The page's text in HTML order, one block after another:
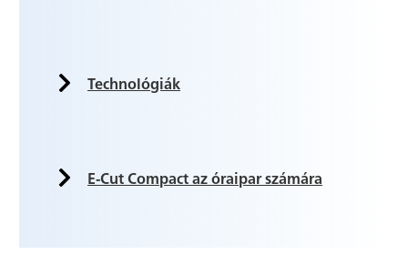
Technológiák
E-Cut Compact az óraipar számára